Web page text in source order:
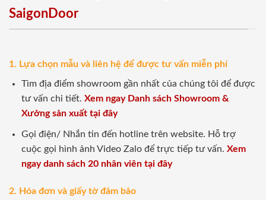
SaigonDoor
1. Lựa chọn mẫu và liên hệ để được tư vấn miễn phí
Tìm địa điểm showroom gần nhất của chúng tôi để được
tư vấn chi tiết. Xem ngay Danh sách Showroom &
Xưởng sản xuất tại đây
Gọi điện/ Nhắn tin đến hotline trên website. Hỗ trợ
cuộc gọi hình ảnh Video Zalo để trực tiếp tư vấn. Xem
ngay danh sách 20 nhân viên tại đây
2. Hóa đơn và giấy tờ đảm bảo